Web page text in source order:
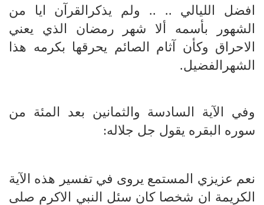
افضل الليالي .. .. ولم يذكرالقرآن ايا من
الشهور بأسمه ألا شهر رمضان الذي يعني
الاحراق وكأن آثام الصائم يحرقها بكرمه هذا
الشهرالفضيل.
وفي الآية السادسة والثمانين بعد المئة من
سوره البقره يقول جل جلاله:
نعم عزيزي المستمع يروى في تفسير هذه الآية
الكريمة ان شخصا كان سئل النبي الاكرم صلى